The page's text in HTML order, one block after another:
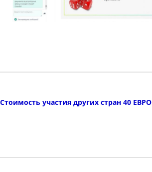
Стоимость участия других стран 40 ЕВРО